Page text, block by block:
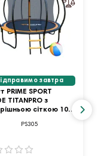
завтра
PRIME SPORT
TITANPRO з
сіткою 10
PS305